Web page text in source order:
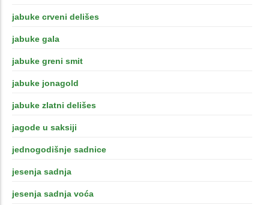
jabuke crveni delišes
jabuke gala
jabuke greni smit
jabuke jonagold
jabuke zlatni delišes
jagode u saksiji
jednogodišnje sadnice
jesenja sadnja
jesenja sadnja voća